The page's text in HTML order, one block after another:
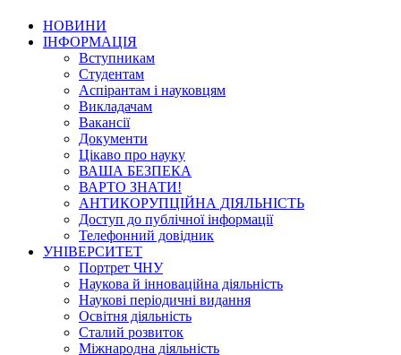
НОВИНИ
ІНФОРМАЦІЯ
Вступникам
Студентам
Аспірантам і науковцям
Викладачам
Вакансії
Документи
Цікаво про науку
ВАША БЕЗПЕКА
ВАРТО ЗНАТИ!
АНТИКОРУПЦІЙНА ДІЯЛЬНІСТЬ
Доступ до публічної інформації
Телефонний довідник
УНІВЕРСИТЕТ
Портрет ЧНУ
Наукова й інноваційна діяльність
Наукові періодичні видання
Освітня діяльність
Сталий розвиток
Міжнародна діяльність